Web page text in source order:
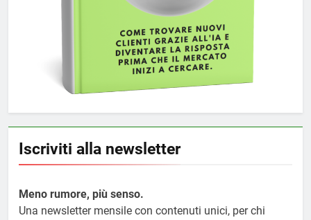
Iscriviti alla newsletter
Meno rumore, più senso.
Una newsletter mensile con contenuti unici, per chi